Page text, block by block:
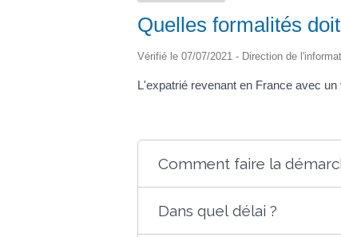
Quelles formalités
Vérifié le 07/07/2021 - Direction de
L'expatrié revenant en France avec
Comment faire la
Dans quel délai ?